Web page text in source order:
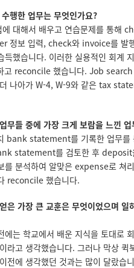
행한 업무는 무엇인가요?
대해서 배우고 연습문제를 통
정보 입력, check와 invoice를
득했습니다. 이러한 실용적인 회계
reconcile 했습니다. Job search
나아가 W-4, W-9와 같은 tax
무들 중에 가장 크게 보람을 느낀
bank statement를 기록한 업무를
statement를 검토한 후
를 분석하여 알맞은 expense로 쳐
reconcile 했습니다.
은 가장 큰 교훈은 무엇이었으며
에는 학교에서 배운 지식을 토대로
라고 생각했습니다. 그러나 막상
전에 생각했던 것과는 많이 달랐습